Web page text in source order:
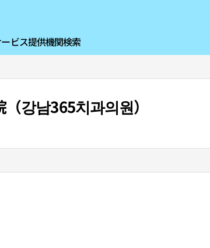
ビス提供機関検索
강남365치과의원）